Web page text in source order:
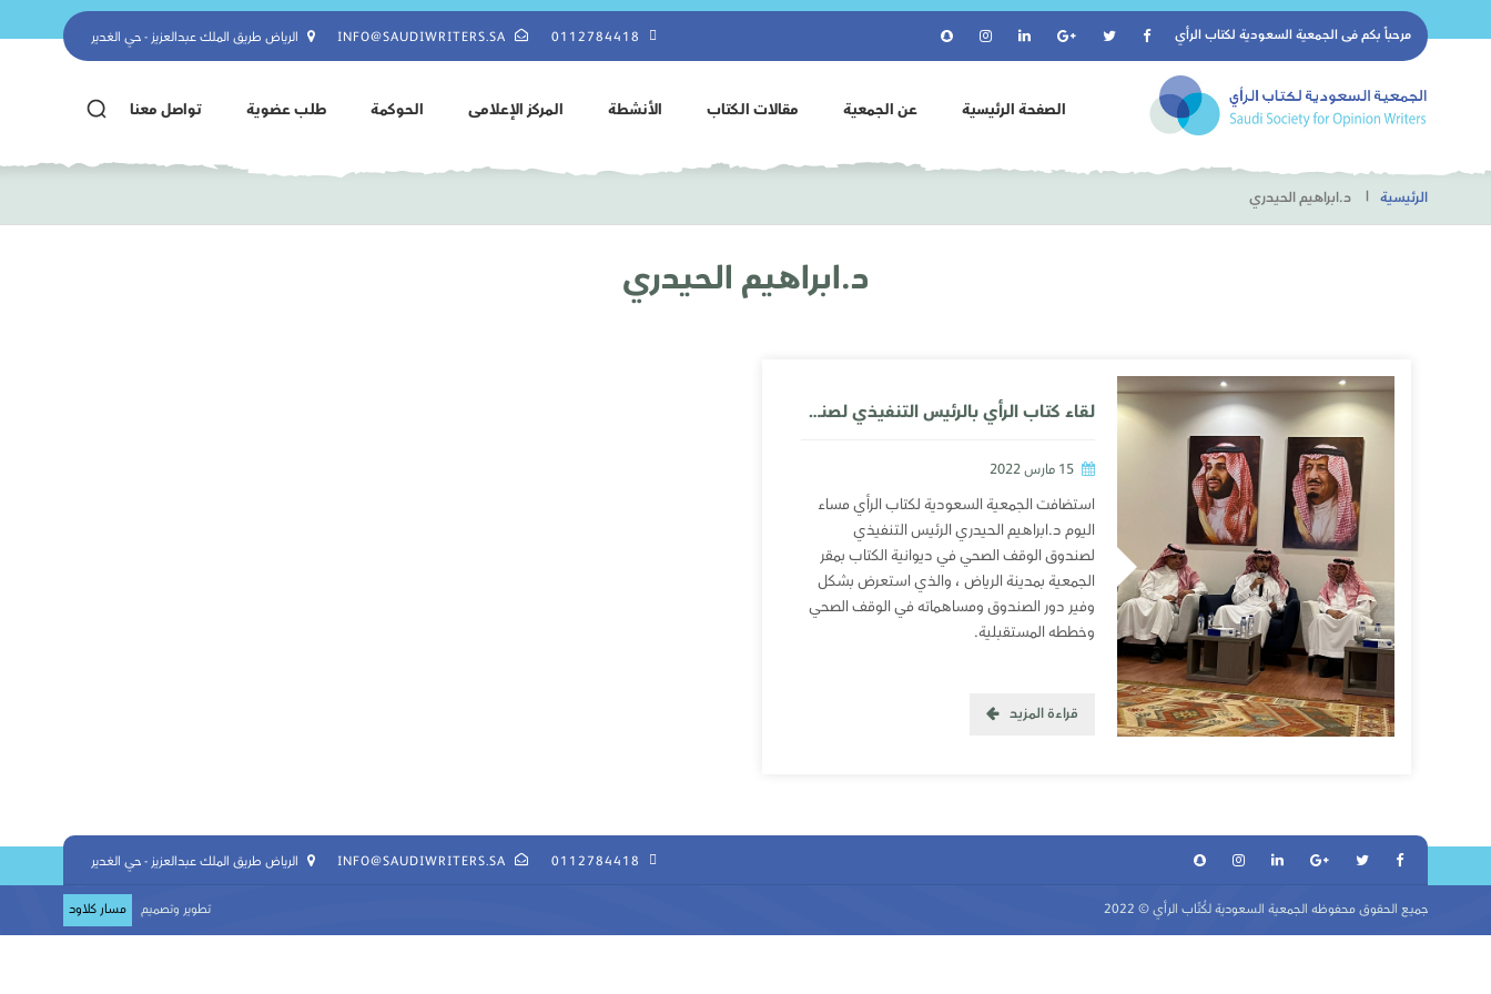
مرحباً بكم فىالجمعية السعودية لكتاب الرأي 0112784418
INFO@SAUDIWRITERS.SA الرياض طريق الملك عبدالعزيز - حي الغدير
الصفحة الرئيسية عن الجمعية مقالات الكتاب الأنشطة المركز الإعلامى الحوكمة طلب عضوية تواصل معنا
الرئيسية د.ابراهيم الحيدري
د.ابراهيم الحيدري
لقاء كتاب الرأي بالرئيس التنفيذي لصندوق الوقف الصحي
15 مارس 2022
استضافت الجمعية السعودية لكتاب الرأي مساء
اليوم د.ابراهيم الحيدري الرئيس التنفيذي
لصندوق الوقف الصحي في ديوانية الكتاب بمقر
الجمعية بمدينة الرياض ، والذي استعرض بشكل
وفير دور الصندوق ومساهماته في الوقف الصحي
وخططه المستقبلية.
قراءة المزيد
0112784418
INFO@SAUDIWRITERS.SA
الرياض طريق الملك عبدالعزيز - حي الغدير
جميع الحقوق محفوظهالجمعية السعودية لكُتّاب الرأي© 2022 تطوير وتصميم مسار كلاود